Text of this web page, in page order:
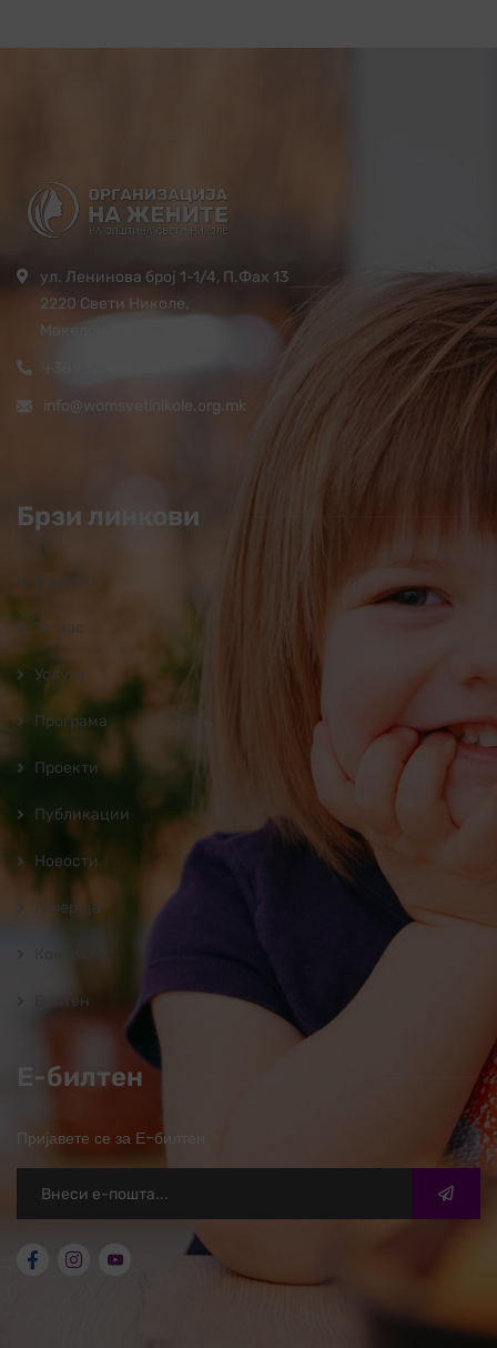
ул. Ленинова број 1-1/4, П.Фах 13
2220 Свети Николе,
Македонија
+389 32 444 620
info@womsvetinikole.org.mk
Брзи линкови
Почетна
За нас
Услуги
Програмa
Проекти
Публикации
Новости
Галерија
Билтен
Е-билтен
Пријавете се за Е-билтен